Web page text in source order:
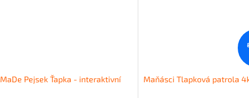
MaDe Pejsek Ťapka - interaktivní Maňásci Tlapková patrola